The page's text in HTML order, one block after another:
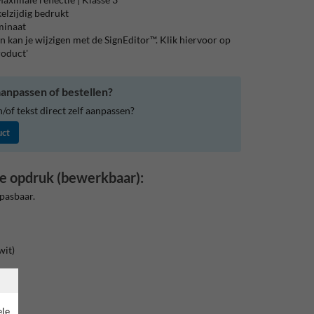
bedrukt
kan je wijzigen met de SignEditor™. Klik hiervoor op
of bestellen?
of tekst direct zelf aanpassen?
opdruk (bewerkbaar):